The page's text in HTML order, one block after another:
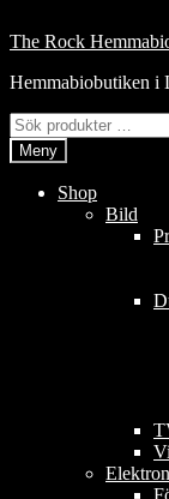
till
Hoppa
navigering
Hoppa
innehåll
The Rock
Hemmabiobutiken i
Sök
efter:
Meny
Shop
Bild